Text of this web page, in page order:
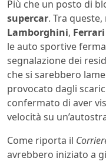
Più che un posto di
supercar. Tra
Lamborghini, Ferrari
le auto sportive
segnalazione dei
che si sarebbero
provocato dagli
confermato di aver
velocità su
Come riporta il
avrebbero iniziato a